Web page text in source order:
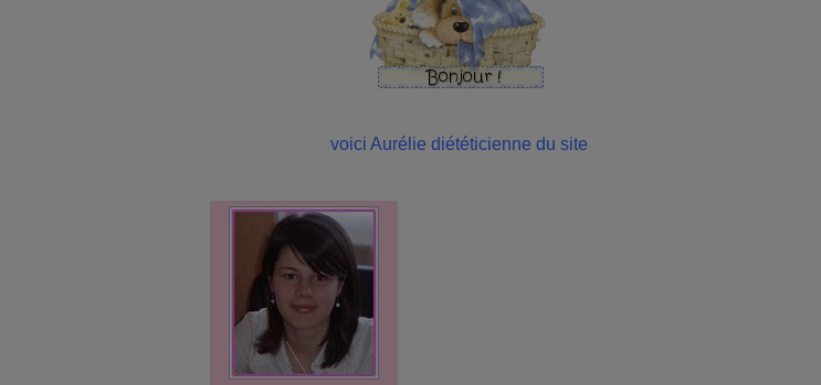
voici Aurélie diététicienne du site